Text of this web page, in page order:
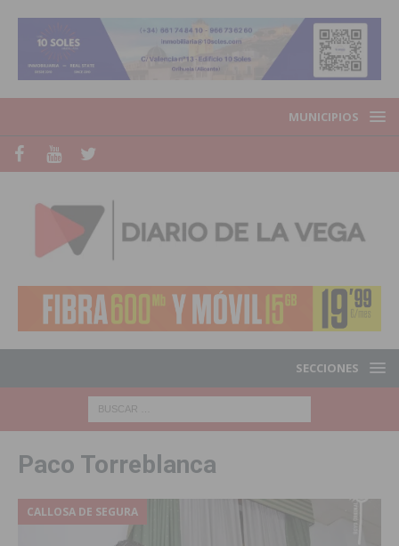
MUNICIPIOS
SECCIONES
Paco Torreblanca
CALLOSA DE SEGURA